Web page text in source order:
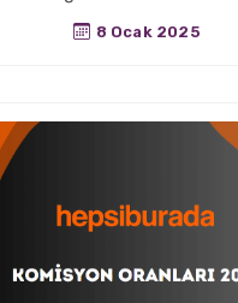
8 Ocak 2025